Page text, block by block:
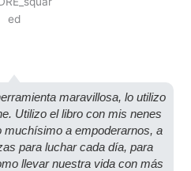
maravillosa, lo utilizo
Utilizo el libro con mis nenes
muchísimo a empoderarnos, a
para luchar cada día, para
llevar nuestra vida con más